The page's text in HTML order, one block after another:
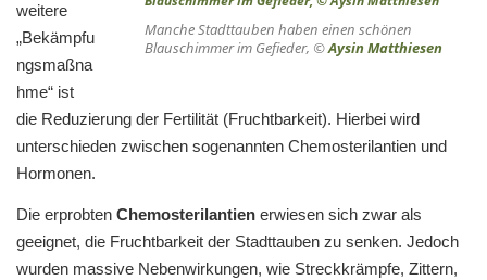
Manche Stadttauben haben einen schönen
Blauschimmer im Gefieder, ©Aysin Matthiesen
weitere
„Bekämpfu
ngsmaßna
hme“ ist
die Reduzierung der Fertilität (Fruchtbarkeit). Hierbei wird
unterschieden zwischen sogenannten Chemosterilantien und
Hormonen.
Die erprobten Chemosterilantien erwiesen sich zwar als
geeignet, die Fruchtbarkeit der Stadttauben zu senken. Jedoch
wurden massive Nebenwirkungen, wie Streckkrämpfe, Zittern,